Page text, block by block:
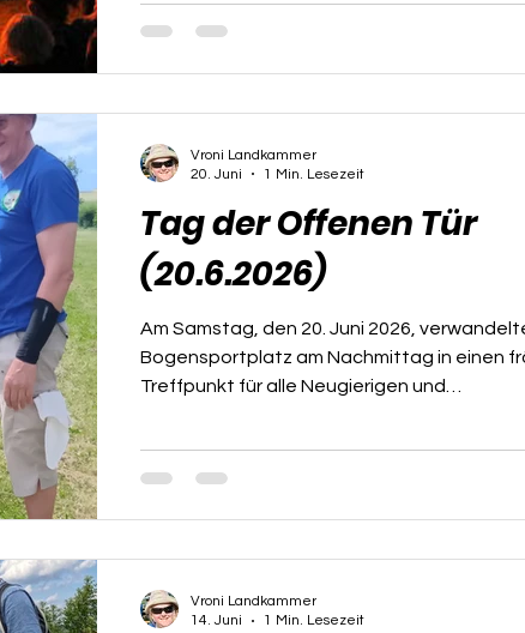
Feuerwehr Rappoltenkirchen alle Blicke auf
Tag der Offenen Tür
(20.6.2026)
Am Samstag, den 20. Juni 2026,
Bogensportplatz am Nachmittag in einen
Treffpunkt für alle Neugierigen und
zahlreiche Besucher ein, um Pfeil und Bogen
ausgelassen: Lachen,
Vroni Landkammer
20. Juni
1 Min. Lesezeit
Vroni Landkammer
14. Juni
1 Min. Lesezeit